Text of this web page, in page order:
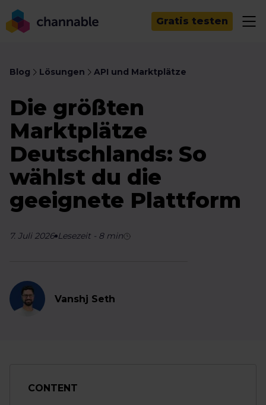
Gratis testen
Blog Lösungen API und Marktplätze
Die größten
Marktplätze
Deutschlands: So
wählst du die
geeignete Plattform
7. Juli 2026 Lesezeit - 8min
Vanshj Seth
CONTENT